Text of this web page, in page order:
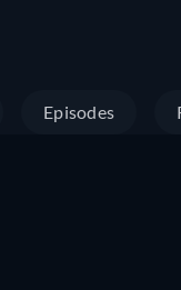
Episodes